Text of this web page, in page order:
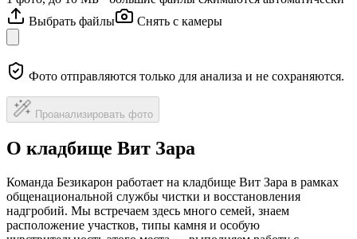
Выбрать файлы
Снять с камеры
Фото отправляются только для анализа и не сохраняются.
Проанализировать фото
О кладбище Вит Зара
Команда Безикарон работает на кладбище Вит Зара в рамках
общенациональной службы чистки и восстановления
надгробий. Мы встречаем здесь много семей, знаем
расположение участков, типы камня и особую